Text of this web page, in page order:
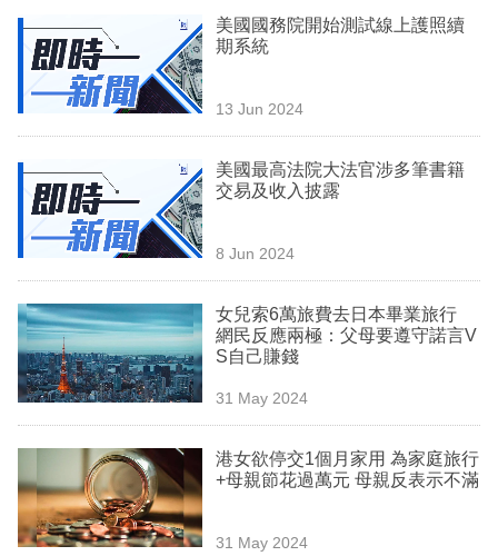
時
事
訂
閱
區
美國國務院開始測試線上護照續
期系統
13 Jun 2024
美國最高法院大法官涉多筆書籍
交易及收入披露
8 Jun 2024
女兒索6萬旅費去日本畢業旅行
網民反應兩極：父母要遵守諾言V
S自己賺錢
31 May 2024
港女欲停交1個月家用 為家庭旅行
+母親節花過萬元 母親反表示不滿
31 May 2024